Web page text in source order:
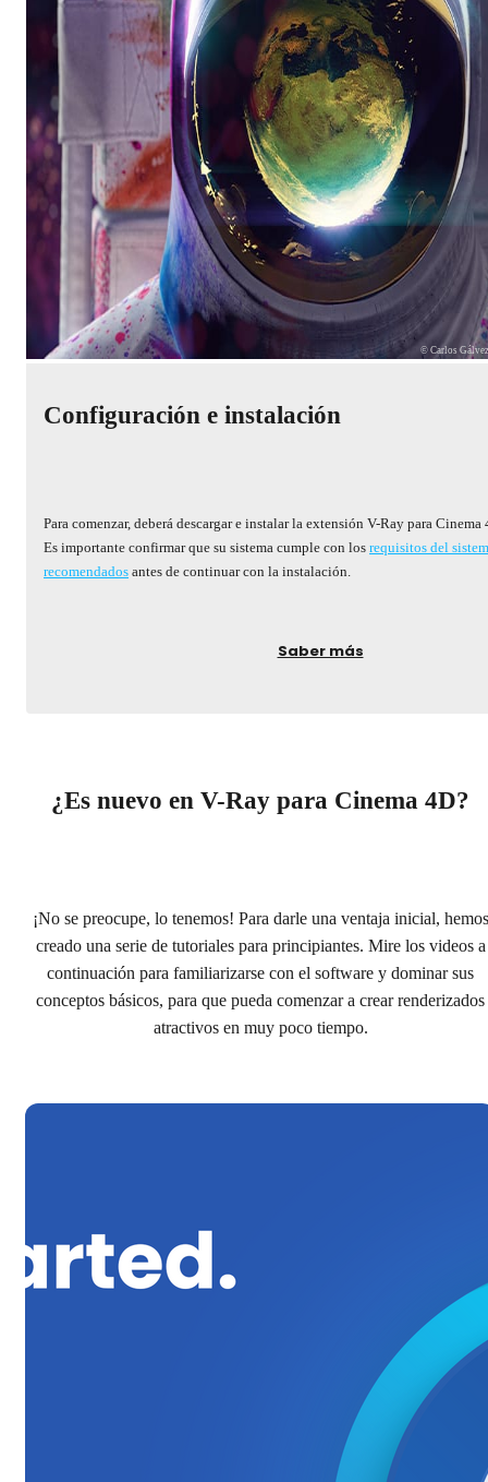
© Carlos
Configuración e instalación
Para comenzar, deberá descargar e instalar la extensión V-Ray para Cinema
Es importante confirmar que su sistema cumple con los requisitos del
recomendados antes de continuar con la instalación.
Saber más
¿Es nuevo en V-Ray para Cinema 4D?
¡No se preocupe, lo tenemos! Para darle una ventaja inicial, hemos
creado una serie de tutoriales para principiantes. Mire los videos a
continuación para familiarizarse con el software y dominar sus
conceptos básicos, para que pueda comenzar a crear renderizados
atractivos en muy poco tiempo.